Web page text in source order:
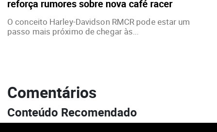
reforça rumores sobre nova café racer
O conceito Harley-Davidson RMCR pode estar um
passo mais próximo de chegar às...
Comentários
Conteúdo Recomendado